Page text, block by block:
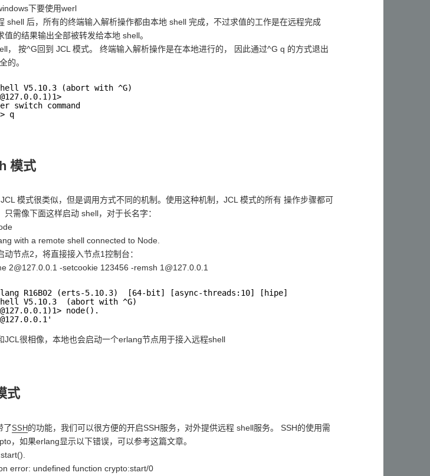
下要使用werl
shell 后，所有的终端输入解析操作都由本地 shell 完成，不过求值的工作是在远程完成
值的结果输出全部被转发给本地 shell。
， 按^G回到 JCL 模式。 终端输入解析操作是在本地进行的， 因此通过^G q 的方式退出
的。
V5.10.3 (abort with ^G)
switch command
q
模式
模式很类似，但是调用方式不同的机制。使用这种机制，JCL 模式的所有 操作步骤都可
只需像下面这样启动 shell，对于长名字：
with a remote shell connected to Node.
动节点2，将直接接入节点1控制台：
2@127.0.0.1 -setcookie 123456 -remsh 1@127.0.0.1
R16B02 (erts-5.10.3)  [64-bit] [async-threads:10] [hipe]
V5.10.3  (abort with ^G)
node().
JCL很相像，本地也会启动一个erlang节点用于接入远程shell
式
了SSH的功能，我们可以很方便的开启SSH服务，对外提供远程 shell服务。 SSH的使用需
，如果erlang显示以下错误，可以参考这篇文章。
error: undefined function crypto:start/0